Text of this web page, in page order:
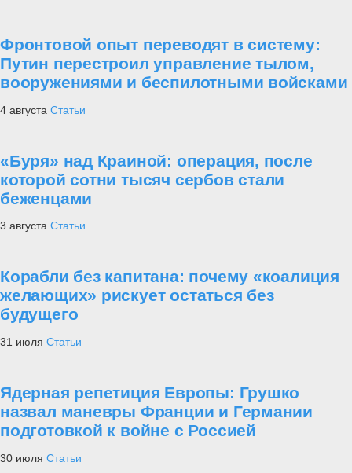
Фронтовой опыт переводят в систему:
Путин перестроил управление тылом,
вооружениями и беспилотными войсками
4 августа Статьи
«Буря» над Краиной: операция, после
которой сотни тысяч сербов стали
беженцами
3 августа Статьи
Корабли без капитана: почему «коалиция
желающих» рискует остаться без
будущего
31 июля Статьи
Ядерная репетиция Европы: Грушко
назвал маневры Франции и Германии
подготовкой к войне с Россией
30 июля Статьи